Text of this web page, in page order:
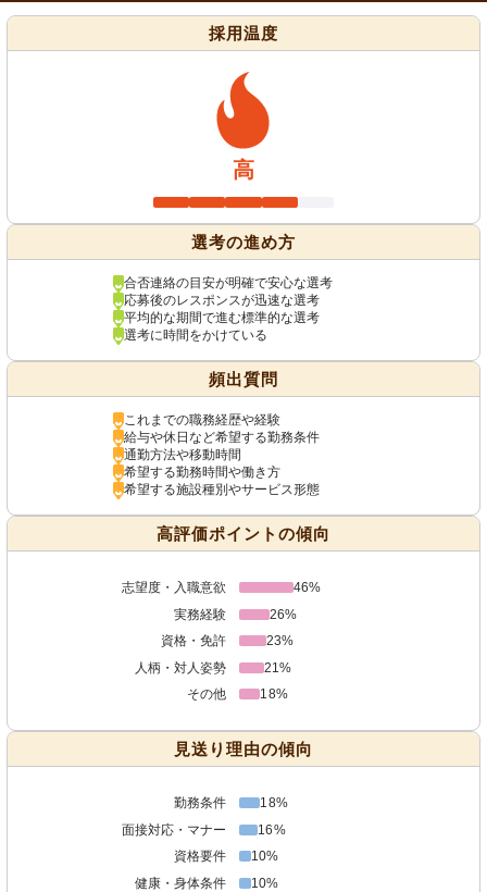
採用温度
高
選考の進め方
合否連絡の目安が明確で安心な選考
応募後のレスポンスが迅速な選考
平均的な期間で進む標準的な選考
選考に時間をかけている
頻出質問
これまでの職務経歴や経験
給与や休日など希望する勤務条件
通勤方法や移動時間
希望する勤務時間や働き方
希望する施設種別やサービス形態
高評価ポイントの傾向
志望度・入職意欲
46%
実務経験
26%
資格・免許
23%
人柄・対人姿勢
21%
その他
18%
見送り理由の傾向
勤務条件
18%
面接対応・マナー
16%
資格要件
10%
健康・身体条件
10%